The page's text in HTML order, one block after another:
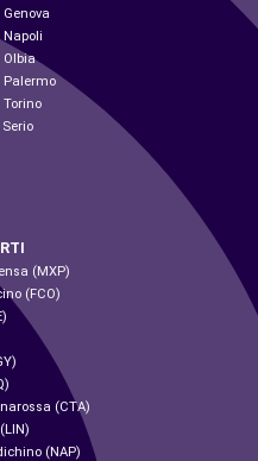
Olbia
Palermo
(MXP)
(FCO)
(CTA)
(NAP)